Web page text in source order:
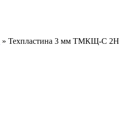
» Техпластина 3 мм ТМКЩ-C 2Н